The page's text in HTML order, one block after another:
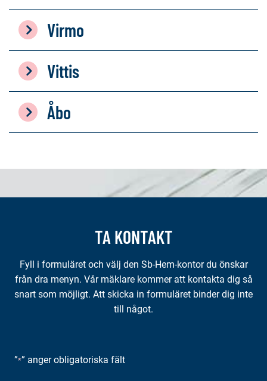
Virmo
Vittis
Åbo
TA KONTAKT
Fyll i formuläret och välj den Sb-Hem-kontor du önskar
från dra menyn. Vår mäklare kommer att kontakta dig så
snart som möjligt. Att skicka in formuläret binder dig inte
till något.
”*” anger obligatoriska fält